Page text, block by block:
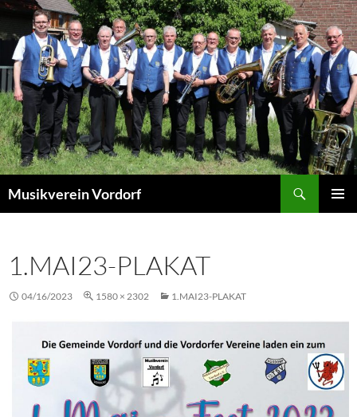
Zum
Inhalt
springen
Musikverein Vordorf
1.MAI23-PLAKAT
04/16/2023 1580 × 2302 1.MAI23-PLAKAT